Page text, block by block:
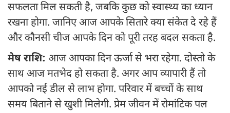
सफलता मिल सकती है, जबकि कुछ को स्वास्थ्य का ध्यान
रखना होगा. जानिए आज आपके सितारे क्या संकेत दे रहे हैं
और कौनसी चीज आपके दिन को पूरी तरह बदल सकता है.
मेष राशि: आज आपका दिन ऊर्जा से भरा रहेगा. दोस्तो के
साथ आज मतभेद हो सकता है. अगर आप व्यापारी हैं तो
आपको नई डील से लाभ होगा. परिवार में बच्चों के साथ
समय बिताने से खुशी मिलेगी. प्रेम जीवन में रोमांटिक पल